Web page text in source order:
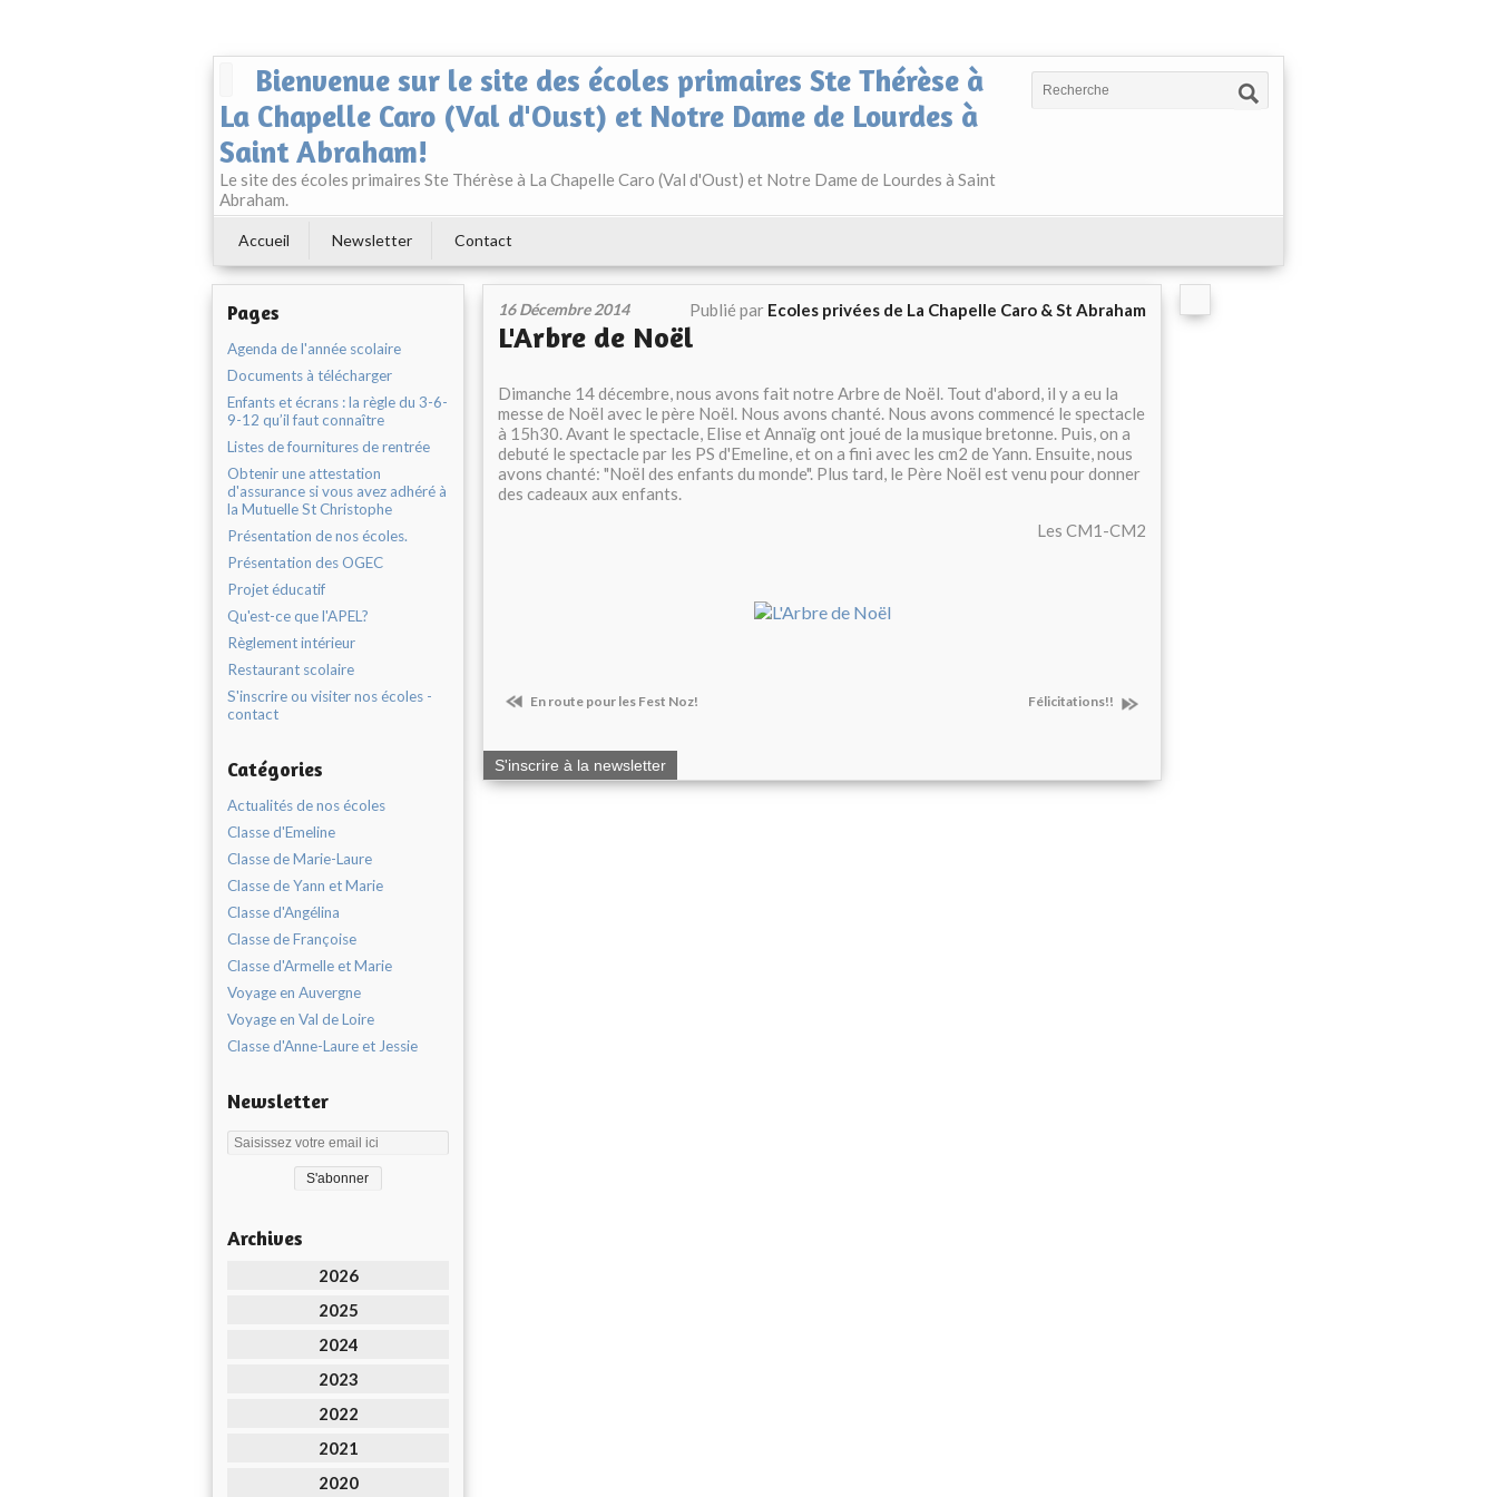
Bienvenue sur le site des écoles primaires Ste Thérèse à
La Chapelle Caro (Val d'Oust) et Notre Dame de Lourdes à
Saint Abraham!
Le site des écoles primaires Ste Thérèse à La Chapelle Caro (Val d'Oust) et Notre Dame de Lourdes à Saint
Abraham.
Accueil Newsletter Contact
Pages
Agenda de l'année scolaire
Documents à télécharger
Enfants et écrans : la règle du 3-6-
9-12 qu’il faut connaître
Listes de fournitures de rentrée
Obtenir une attestation
d'assurance si vous avez adhéré à
la Mutuelle St Christophe
Présentation de nos écoles.
Présentation des OGEC
Projet éducatif
Qu'est-ce que l'APEL?
Règlement intérieur
Restaurant scolaire
S'inscrire ou visiter nos écoles -
contact
Catégories
Actualités de nos écoles
Classe d'Emeline
Classe de Marie-Laure
Classe de Yann et Marie
Classe d'Angélina
Classe de Françoise
Classe d'Armelle et Marie
Voyage en Auvergne
Voyage en Val de Loire
Classe d'Anne-Laure et Jessie
Newsletter
Archives
2026
2025
2024
2023
2022
2021
2020
16 Décembre 2014 Publié par Ecoles privées de La Chapelle Caro & St Abraham
L'Arbre de Noël
Dimanche 14 décembre, nous avons fait notre Arbre de Noël. Tout d'abord, il y a eu la
messe de Noël avec le père Noël. Nous avons chanté. Nous avons commencé le spectacle
à 15h30. Avant le spectacle, Elise et Annaïg ont joué de la musique bretonne. Puis, on a
debuté le spectacle par les PS d'Emeline, et on a fini avec les cm2 de Yann. Ensuite, nous
avons chanté: "Noël des enfants du monde". Plus tard, le Père Noël est venu pour donner
des cadeaux aux enfants.
Les CM1-CM2
En route pour les Fest Noz! Félicitations!!
S'inscrire à la newsletter